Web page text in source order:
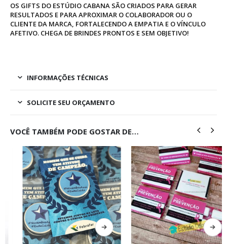
OS GIFTS DO ESTÚDIO CABANA SÃO CRIADOS PARA GERAR
RESULTADOS E PARA APROXIMAR O COLABORADOR OU O
CLIENTE DA MARCA, FORTALECENDO A EMPATIA E O VÍNCULO
AFETIVO. CHEGA DE BRINDES PRONTOS E SEM OBJETIVO!
INFORMAÇÕES TÉCNICAS
SOLICITE SEU ORÇAMENTO
VOCÊ TAMBÉM PODE GOSTAR DE…